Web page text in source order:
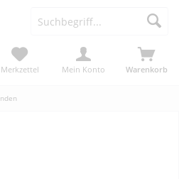
Warenkorb
Merkzettel Mein Konto